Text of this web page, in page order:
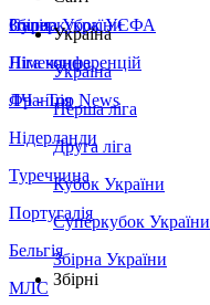
Збірна України
Італія
Німеччина
Франція
Нідерланди
Туреччина
Португалія
Бельгія
МЛС
Суперкубок УЄФА
Ліга конференцій
ЛЧ - Top News
Україна
Україна
Перша ліга
Друга ліга
Кубок України
Суперкубок України
Збірна України
Збірні